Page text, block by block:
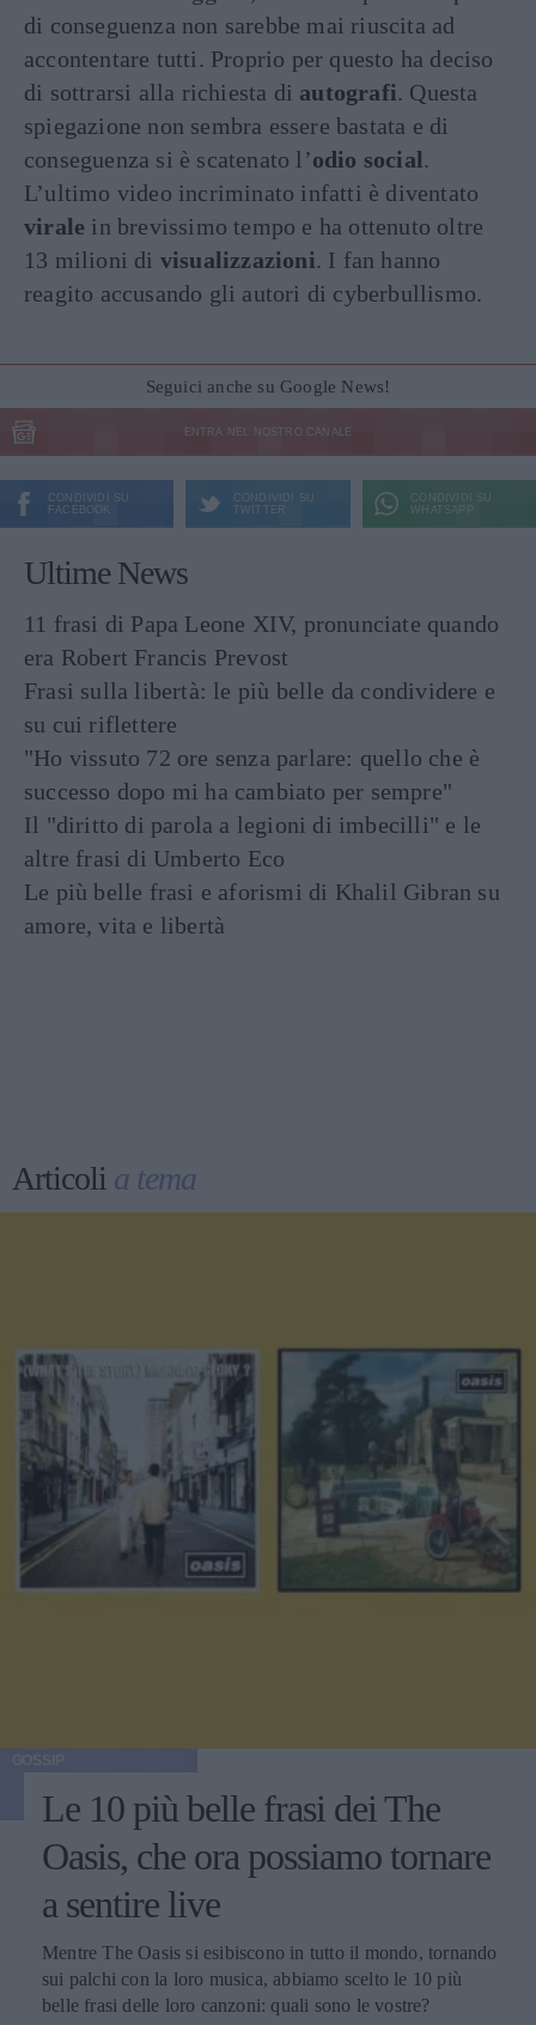
di conseguenza non sarebbe mai riuscita ad
accontentare tutti. Proprio per questo ha deciso
di sottrarsi alla richiesta di autografi. Questa
spiegazione non sembra essere bastata e di
conseguenza si è scatenato l’odio social.
L’ultimo video incriminato infatti è diventato
virale in brevissimo tempo e ha ottenuto oltre
13 milioni di visualizzazioni. I fan hanno
reagito accusando gli autori di cyberbullismo.
Seguici anche su Google News!
ENTRA NEL NOSTRO CANALE
CONDIVIDI SU
FACEBOOK
CONDIVIDI SU
TWITTER
CONDIVIDI SU
WHATSAPP
Ultime News
11 frasi di Papa Leone XIV, pronunciate quando
era Robert Francis Prevost
Frasi sulla libertà: le più belle da condividere e
su cui riflettere
"Ho vissuto 72 ore senza parlare: quello che è
successo dopo mi ha cambiato per sempre"
Il "diritto di parola a legioni di imbecilli" e le
altre frasi di Umberto Eco
Le più belle frasi e aforismi di Khalil Gibran su
amore, vita e libertà
Articoli a tema
Le 10 più belle frasi dei The
Oasis, che ora possiamo tornare
a sentire live
Mentre The Oasis si esibiscono in tutto il mondo, tornando
sui palchi con la loro musica, abbiamo scelto le 10 più
belle frasi delle loro canzoni: quali sono le vostre?